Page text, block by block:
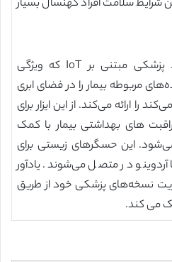
شرایط سلامت افراد کهنسال بسیار
این مقاله یک ابزار هوشمند پزشکی مبتنی بر IoT که ویژگی
مربوطه بیمار را در فضای ابری
را ارائه می‌کند. از این ایزار برای
های بهداشتی بیمار با کمک
این حسگرهای زیستی برای
در متصل می‌شوند. یادآور
نسخه‌های پزشکی خود از طریق
می کند.